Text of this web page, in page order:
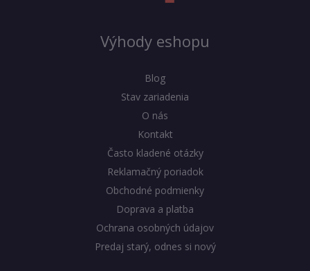
Výhody eshopu
Blog
Stav zariadenia
O nás
Kontakt
Často kladené otázky
Reklamačný poriadok
Obchodné podmienky
Doprava a platba
Ochrana osobných údajov
Predaj starý, odnes si nový